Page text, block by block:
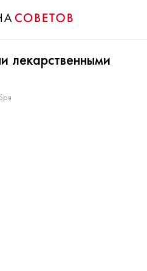
лекарственными